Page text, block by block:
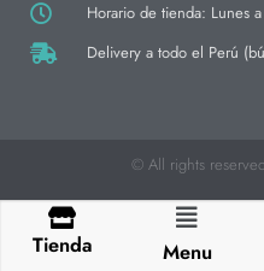
Horario de tienda: Lunes
Delivery a todo el Perú
© All rights reserved
Tienda
Flyout
Menu